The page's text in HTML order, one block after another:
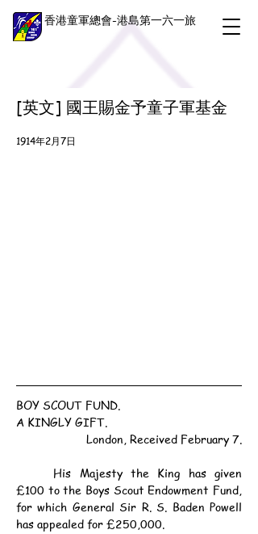
香港童軍總會-港島第一六一旅
[英文] 國王賜金予童子軍基金
1914年2月7日
BOY SCOUT FUND.
A KINGLY GIFT.
London, Received February 7.
£100 to the Boys Scout Endowment Fund,
for which General Sir R. S. Baden Powell
has appealed for £250,000.